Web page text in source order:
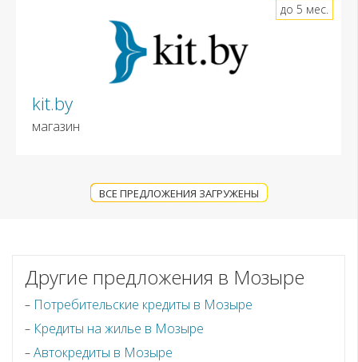
kit.by
магазин
до 5 мес.
ВСЕ ПРЕДЛОЖЕНИЯ ЗАГРУЖЕНЫ
Другие предложения в Мозыре
Потребительские кредиты в Мозыре
Кредиты на жилье в Мозыре
Автокредиты в Мозыре